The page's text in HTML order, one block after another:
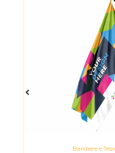
Bandiere e